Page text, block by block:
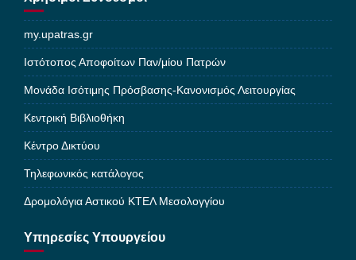
my.upatras.gr
Ιστότοπος Αποφοίτων Παν/μίου Πατρών
Μονάδα Ισότιμης Πρόσβασης-Κανονισμός Λειτουργίας
Κεντρική Βιβλιοθήκη
Κέντρο Δικτύου
Τηλεφωνικός κατάλογος
Δρομολόγια Αστικού ΚΤΕΛ Μεσολογγίου
Υπηρεσίες Υπουργείου